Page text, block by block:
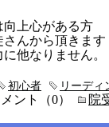
上心がある方
んから頂きます
他なりません。
リーディ
初心者
ント（0） 院